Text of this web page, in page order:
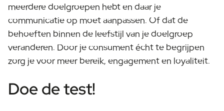
meerdere doelgroepen hebt en daar je
communicatie op moet aanpassen. Of dat de
behoeften binnen de leefstijl van je doelgroep
veranderen. Door je consument écht te begrijpen
zorg je voor meer bereik, engagement en loyaliteit.
Doe de test!